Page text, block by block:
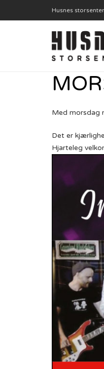
Husnes
Med morsdag
Det er
Hjarteleg